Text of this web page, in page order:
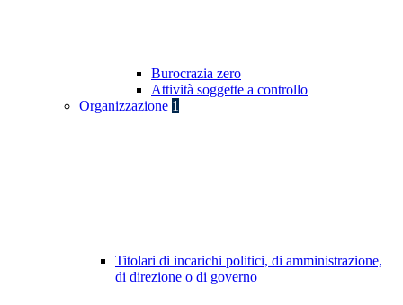
Burocrazia zero
Attività soggette a controllo
Organizzazione 1
Titolari di incarichi politici, di amministrazione,
di direzione o di governo